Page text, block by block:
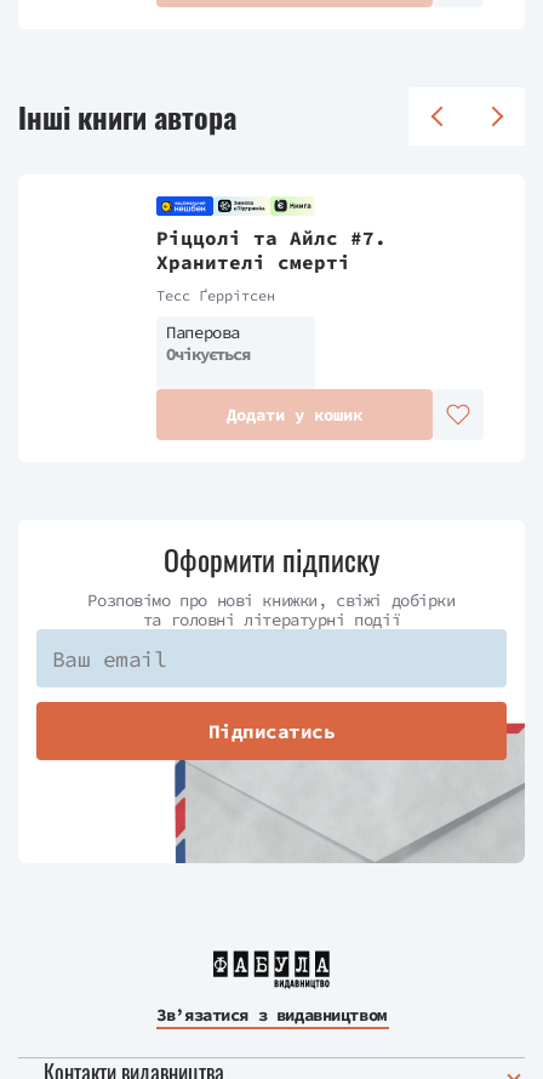
Інші книги автора
Ріццолі та Айлс #7.
Хранителі смерті
Тесс Ґеррітсен
Паперова
Очікується
Додати у кошик
Оформити підписку
Розповімо про нові книжки, свіжі добірки
та головні літературні події
Підписатись
Зв’язатися з видавництвом
Контакти видавництва